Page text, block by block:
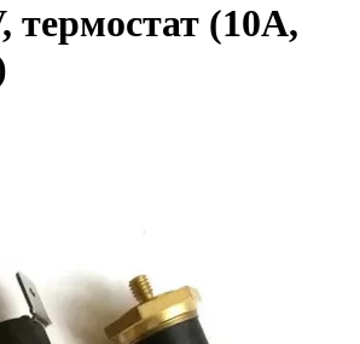
термостат (10A,